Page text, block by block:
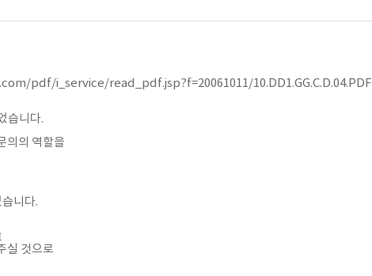
pdf/i_service/read_pdf.jsp?f=20061011/10.DD1.GG.C.D.04.PDF
습니다.
의의 역할을
니다.
실 것으로